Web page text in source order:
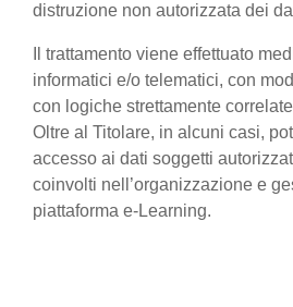
distruzione non autorizzata dei
Il trattamento viene effettuato
informatici e/o telematici, con
con logiche strettamente
Oltre al Titolare, in alcuni casi,
accesso ai dati soggetti
coinvolti nell’organizzazione e
piattaforma e-Learning.